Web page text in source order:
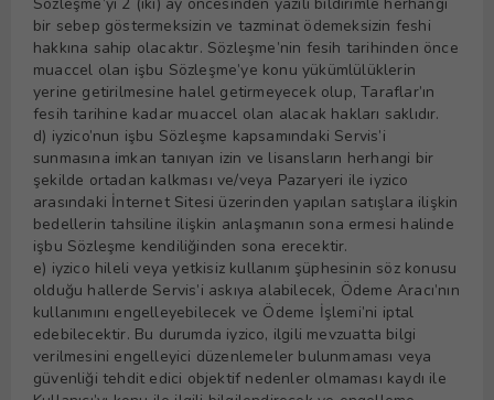
bir sebep göstermeksizin ve tazminat ödemeksizin feshi
hakkına sahip olacaktır. Sözleşme’nin fesih tarihinden önce
muaccel olan işbu Sözleşme’ye konu yükümlülüklerin
yerine getirilmesine halel getirmeyecek olup, Taraflar’ın
fesih tarihine kadar muaccel olan alacak hakları saklıdır.
d) iyzico’nun işbu Sözleşme kapsamındaki Servis’i
sunmasına imkan tanıyan izin ve lisansların herhangi bir
şekilde ortadan kalkması ve/veya Pazaryeri ile iyzico
arasındaki İnternet Sitesi üzerinden yapılan satışlara ilişkin
bedellerin tahsiline ilişkin anlaşmanın sona ermesi halinde
işbu Sözleşme kendiliğinden sona erecektir.
e) iyzico hileli veya yetkisiz kullanım şüphesinin söz konusu
olduğu hallerde Servis’i askıya alabilecek, Ödeme Aracı’nın
kullanımını engelleyebilecek ve Ödeme İşlemi’ni iptal
edebilecektir. Bu durumda iyzico, ilgili mevzuatta bilgi
verilmesini engelleyici düzenlemeler bulunmaması veya
güvenliği tehdit edici objektif nedenler olmaması kaydı ile